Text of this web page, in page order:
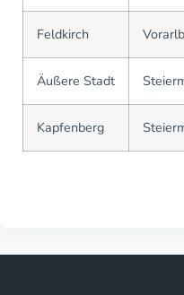
Feldkirch
Äußere Stadt
Kapfenberg